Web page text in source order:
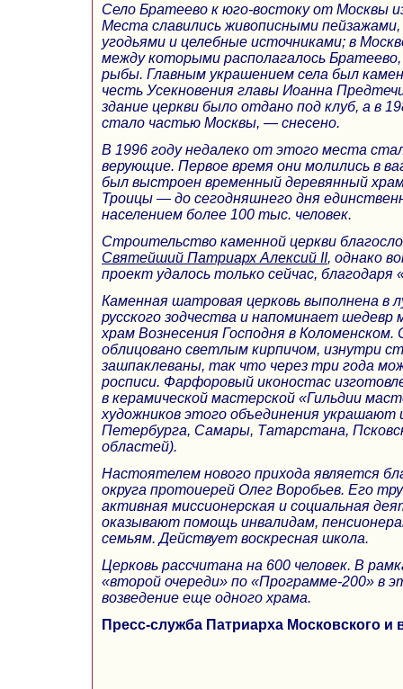
Село Братеево к юго-востоку от Москвы
Места славились живописными
угодьями и целебные источниками; в
между которыми располагалось
рыбы. Главным украшением села был
честь Усекновения главы Иоанна
здание церкви было отдано под клуб, а в
стало частью Москвы, — снесено.
В 1996 году недалеко от этого места
верующие. Первое время они молились в
был выстроен временный деревянный
Троицы — до сегодняшнего дня
населением более 100 тыс. человек.
Строительство каменной церкви
Святейший Патриарх Алексий II, однако
проект удалось только сейчас, благодаря
Каменная шатровая церковь выполнена в
русского зодчества и напоминает
храм Вознесения Господня в Коломенском.
облицовано светлым кирпичом, изнутри
зашпаклеваны, так что через три года
росписи. Фарфоровый иконостас
в керамической мастерской «Гильдии
художников этого объединения украшают
Петербурга, Самары, Татарстана,
областей).
Настоятелем нового прихода является
округа протоиерей Олег Воробьев. Его
активная миссионерская и социальная
оказывают помощь инвалидам,
семьям. Действует воскресная школа.
Церковь рассчитана на 600 человек. В
«второй очереди» по «Программе-200» в
возведение еще одного храма.
Пресс-служба Патриарха Московского и